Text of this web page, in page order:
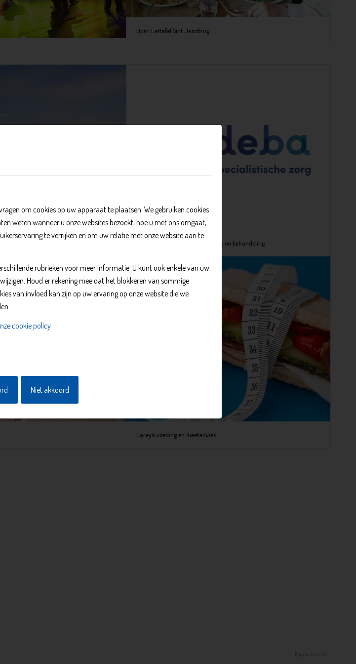
om cookies op uw apparaat te plaatsen. We gebruiken cookies
weten wanneer u onze websites bezoekt, hoe u met ons omgaat,
te verrijken en om uw relatie met onze website aan te
rubrieken voor meer informatie. U kunt ook enkele van uw
Houd er rekening mee dat het blokkeren van sommige
van invloed kan zijn op uw ervaring op onze website die we
cookie policy
Niet akkoord
Open Eettafel Sint Jansbrug
Prodeba – ambulante begeleiding en behandeling
Careyn voeding en dieetadvies